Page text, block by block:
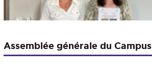
Assemblée générale du Campus